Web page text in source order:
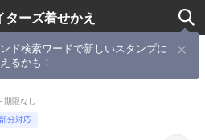
ターズ着せかえ
ンド検索ワードで新しいスタンプに
るかも！
さぎ
限なし
分対応